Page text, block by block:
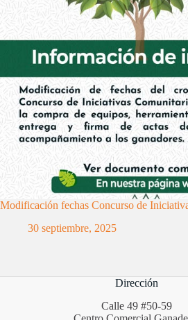
Modificación fechas Concurso de
30 septiembre, 2025
Dirección
Calle 49 #50-59